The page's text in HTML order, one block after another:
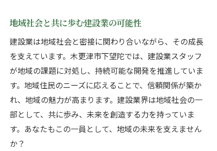
地域社会と共に歩む建設業の可能性
建設業は地域社会と密接に関わり合いながら、その成長
を支えています。木更津市下望陀では、建設業スタッフ
が地域の課題に対処し、持続可能な開発を推進していま
す。地域住民のニーズに応えることで、信頼関係が築か
れ、地域の魅力が高まります。建設業界は地域社会の一
部として、共に歩み、未来を創造する力を持っていま
す。あなたもこの一員として、地域の未来を支えません
か？